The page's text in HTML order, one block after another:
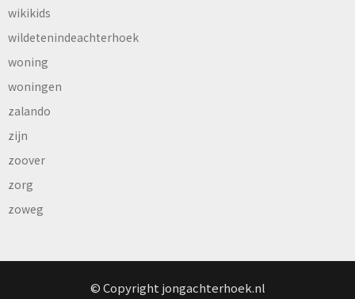
wikikids
wildetenindeachterhoek
woning
woningen
zalando
zijn
zoover
zorg
zoweg
© Copyright jongachterhoek.nl